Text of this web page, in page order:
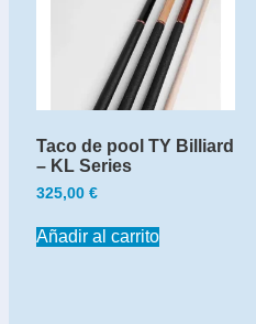
Taco de pool TY Billiard
– KL Series
325,00 €
Añadir al carrito